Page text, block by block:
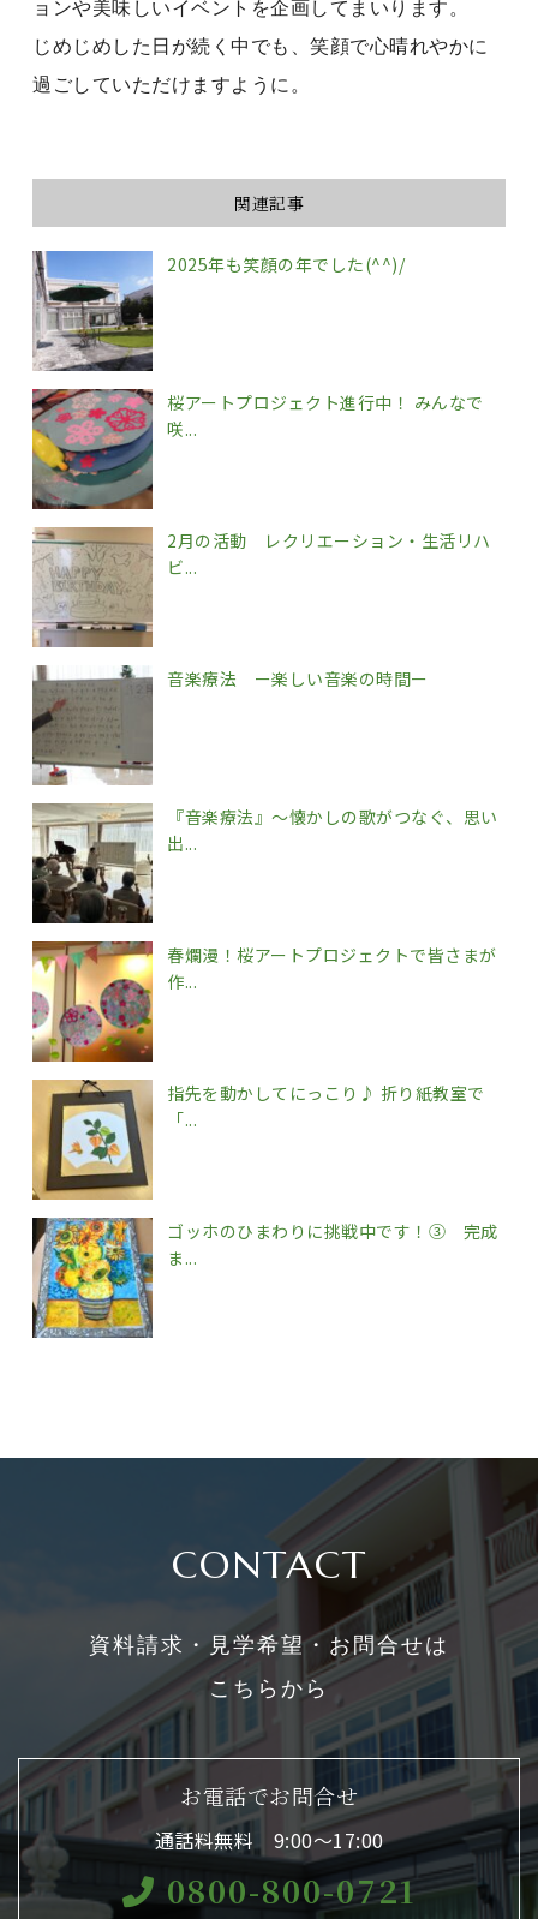
ョンや美味しいイベントを企画してまいります。
じめじめした日が続く中でも、笑顔で心晴れやかに
過ごしていただけますように。
関連記事
2025年も笑顔の年でした(^^)/
桜アートプロジェクト進行中！ みんなで
咲...
2月の活動 レクリエーション・生活リハ
ビ...
音楽療法 ー楽しい音楽の時間ー
『音楽療法』～懐かしの歌がつなぐ、思い
出...
春爛漫！桜アートプロジェクトで皆さまが
作...
指先を動かしてにっこり♪ 折り紙教室で
「...
ゴッホのひまわりに挑戦中です！③ 完成
ま...
CONTACT
資料請求・見学希望・お問合せは
こちらから
お電話でお問合せ
通話料無料 9:00〜17:00
0800-800-0721